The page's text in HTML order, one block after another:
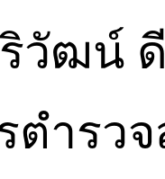
วัฒน์
ำรว